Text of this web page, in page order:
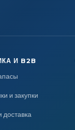
И B2B
и закупки
доставка